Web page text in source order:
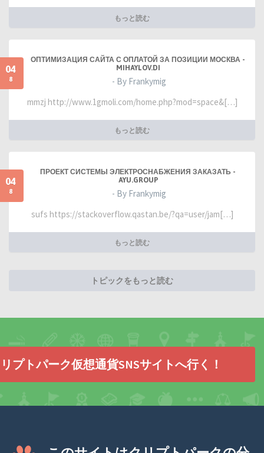
もっと読む
04
8
ОПТИМИЗАЦИЯ САЙТА С ОПЛАТОЙ ЗА ПОЗИЦИИ МОСКВА -
MIHAYLOV.DI
- By Frankymig
mmzj http://www.1gmoli.com/home.php?mod=space&[…]
もっと読む
04
8
ПРОЕКТ СИСТЕМЫ ЭЛЕКТРОСНАБЖЕНИЯ ЗАКАЗАТЬ -
AYU.GROUP
- By Frankymig
sufs https://stackoverflow.qastan.be/?qa=user/jam[…]
もっと読む
トピックをもっと読む
プトパーク仮想通貨SNSサイトへ行く！